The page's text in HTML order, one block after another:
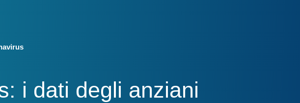
i dati degli anziani